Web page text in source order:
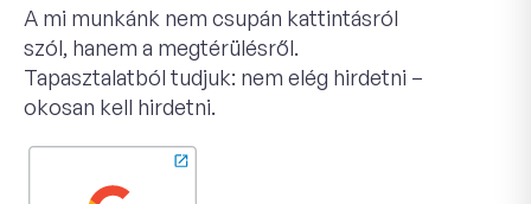
A mi munkánk nem csupán kattintásról
szól, hanem a megtérülésről.
Tapasztalatból tudjuk: nem elég hirdetni –
okosan kell hirdetni.